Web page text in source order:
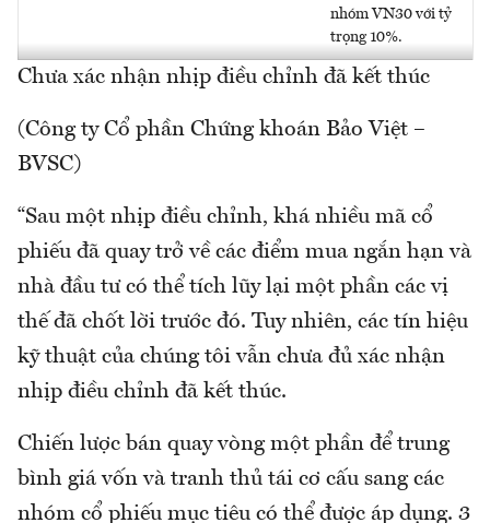
nhóm VN30 với tỷ
trọng 10%.
Chưa xác nhận nhịp điều chỉnh đã kết thúc
(Công ty Cổ phần Chứng khoán Bảo Việt –
BVSC)
“Sau một nhịp điều chỉnh, khá nhiều mã cổ
phiếu đã quay trở về các điểm mua ngắn hạn và
nhà đầu tư có thể tích lũy lại một phần các vị
thế đã chốt lời trước đó. Tuy nhiên, các tín hiệu
kỹ thuật của chúng tôi vẫn chưa đủ xác nhận
nhịp điều chỉnh đã kết thúc.
Chiến lược bán quay vòng một phần để trung
bình giá vốn và tranh thủ tái cơ cấu sang các
nhóm cổ phiếu mục tiêu có thể được áp dụng. 3